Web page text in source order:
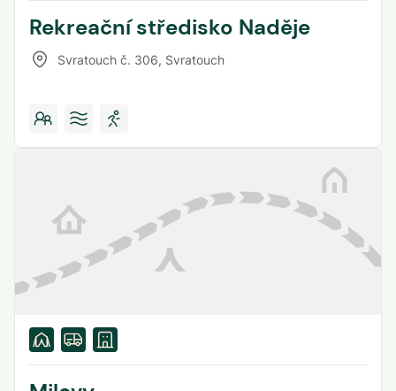
Rekreační středisko Naděje
Svratouch č. 306, Svratouch